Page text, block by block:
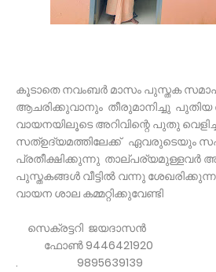
കൂടാതെ നവംബർ മാസം പുസ്തക
ആചരിക്കുവാനും തീരുമാനിച്ചു പുതിയ
വായനയിലൂടെ അറിവിന്റെ പുതു
സത്ഉദ്യമത്തിലേക്ക് ഏവരുടെയും
പ്രതീക്ഷിക്കുന്നു താല്പര്യമുള്ളവർ
പുസ്തകങ്ങൾ വീട്ടിൽ വന്നു
വായന ശാല കമ്മറ്റിക്കുവേണ്ടി
സെക്രട്ടറി ജയദാസൻ
ഫോൺ 9446421920
. 9895639139